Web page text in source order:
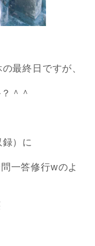
最終日ですが、
＾＾
）に
一答修行wのよ